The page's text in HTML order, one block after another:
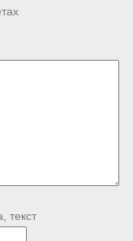
текст